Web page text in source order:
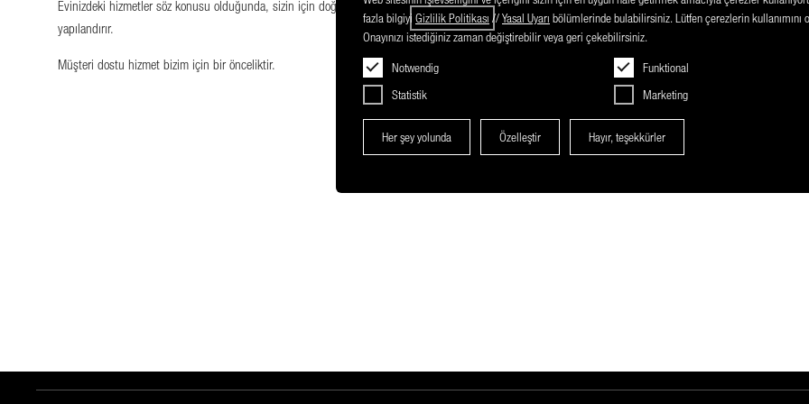
fazla bilgiyi GizlilikPolitikası //Yasal Uyarı bölümlerinde bulabilirsiniz. Lütfen çerezlerin kullanımını
Onayınızı istediğiniz zaman değiştirebilir veya geri çekebilirsiniz.
Notwendig
Funktional
Statistik
Marketing
Her şey yolunda Özelleştir Hayır, teşekkürler
Evinizdeki hizmetler söz konusu olduğunda, sizin için doğru adres biziz. Teknisyenlerimiz doğrudan size gelir ve cihazları yerinde kurar ve
yapılandırır.
Müşteri dostu hizmet bizim için bir önceliktir.